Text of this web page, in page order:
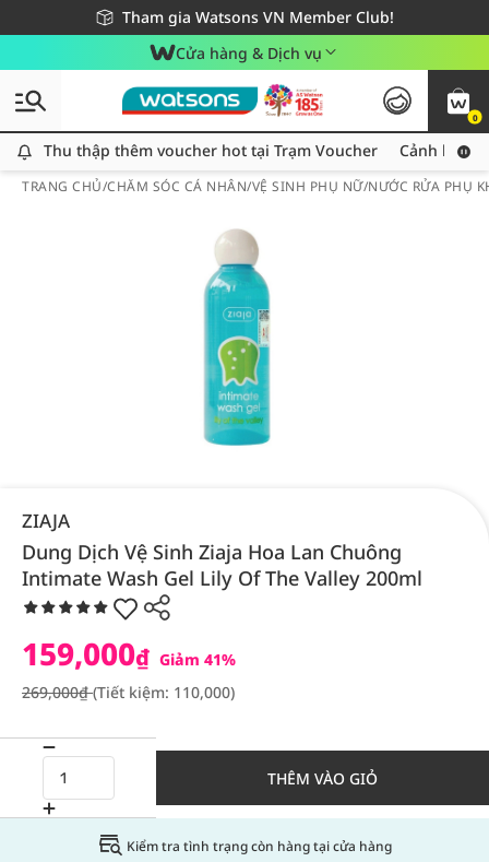
Tham gia Watsons VN Member Club!
Miễn phí giao hàng cho đơn hàng từ 249,000Đ
Giao hàng nhanh 24h - Áp dụng khu vực TP. Hồ Chí Minh
Cửa hàng & Dịch vụ
0
Thu thập thêm voucher hot tại Trạm Voucher
Thu thập thêm voucher hot tại Trạm Voucher Cảnh báo
TRANG CHỦ/CHĂM SÓC CÁ NHÂN/VỆ SINH PHỤ NỮ/NƯỚC RỬA PHỤ
ZIAJA
Dung Dịch Vệ Sinh Ziaja Hoa Lan Chuông
Intimate Wash Gel Lily Of The Valley 200ml
159,000₫ Giảm 41%
269,000₫(Tiết kiệm: 110,000)
THÊM VÀO GIỎ
Kiểm tra tình trạng còn hàng tại cửa hàng